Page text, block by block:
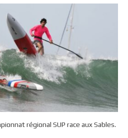
régional SUP race aux Sables.